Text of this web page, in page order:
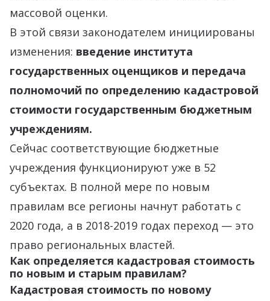
массовой оценки.
В этой связи законодателем инициированы
изменения: введение института
государственных оценщиков и передача
полномочий по определению кадастровой
стоимости государственным бюджетным
учреждениям.
Сейчас соответствующие бюджетные
учреждения функционируют уже в 52
субъектах. В полной мере по новым
правилам все регионы начнут работать с
2020 года, а в 2018-2019 годах переход — это
право региональных властей.
Как определяется кадастровая стоимость
по новым и старым правилам?
Кадастровая стоимость по новому